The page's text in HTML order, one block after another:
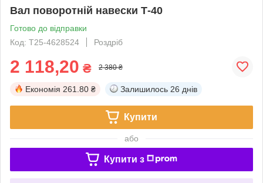
Вал поворотній навески Т-40
Готово до відправки
Код: Т25-4628524
Роздріб
2 118,20 ₴ 2 380 ₴
Економія 261.80 ₴ Залишилось 26 днів
Купити
або
Купити з